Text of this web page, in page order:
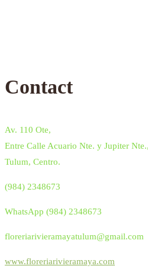
Contact
Av. 110 Ote,
Entre Calle Acuario Nte. y Jupiter Nte.,
Tulum, Centro.
(984) 2348673
WhatsApp (984) 2348673
floreriarivieramayatulum@gmail.com
www.floreriarivieramaya.com